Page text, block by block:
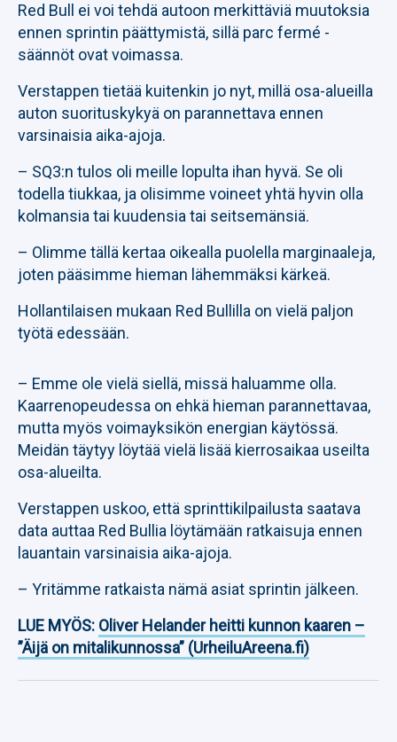
Red Bull ei voi tehdä autoon merkittäviä muutoksia
ennen sprintin päättymistä, sillä parc fermé -
säännöt ovat voimassa.
Verstappen tietää kuitenkin jo nyt, millä osa-alueilla
auton suorituskykyä on parannettava ennen
varsinaisia aika-ajoja.
– SQ3:n tulos oli meille lopulta ihan hyvä. Se oli
todella tiukkaa, ja olisimme voineet yhtä hyvin olla
kolmansia tai kuudensia tai seitsemänsiä.
– Olimme tällä kertaa oikealla puolella marginaaleja,
joten pääsimme hieman lähemmäksi kärkeä.
Hollantilaisen mukaan Red Bullilla on vielä paljon
työtä edessään.
– Emme ole vielä siellä, missä haluamme olla.
Kaarrenopeudessa on ehkä hieman parannettavaa,
mutta myös voimayksikön energian käytössä.
Meidän täytyy löytää vielä lisää kierrosaikaa useilta
osa-alueilta.
Verstappen uskoo, että sprinttikilpailusta saatava
data auttaa Red Bullia löytämään ratkaisuja ennen
lauantain varsinaisia aika-ajoja.
– Yritämme ratkaista nämä asiat sprintin jälkeen.
LUE MYÖS: Oliver Helander heitti kunnon kaaren –
”Äijä on mitalikunnossa” (UrheiluAreena.fi)